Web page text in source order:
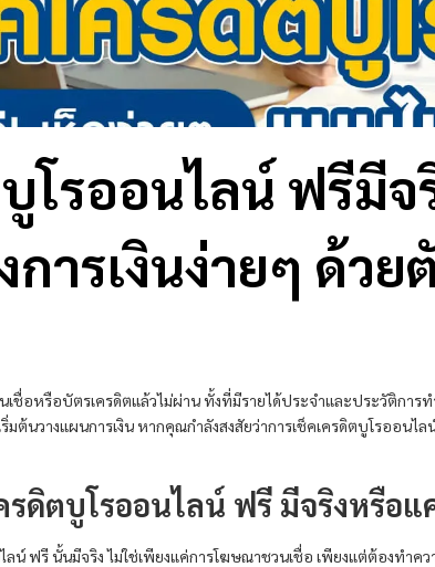
โรออนไลน์ ฟรีมีจ
ารเงินง่ายๆ ด้วย
อหรือบัตรเครดิตแล้วไม่ผ่าน ทั้งที่มีรายได้ประจำและประวัติการ
ริ่มต้นวางแผนการเงิน หากคุณกำลังสงสัยว่าการเช็คเครดิตบูโรออ
รดิตบูโรออนไลน์ ฟรี มีจริงหรือ
น์ ฟรี นั้นมีจริง ไม่ใช่เพียงแค่การโฆษณาชวนเชื่อ เพียงแต่ต้องทำ